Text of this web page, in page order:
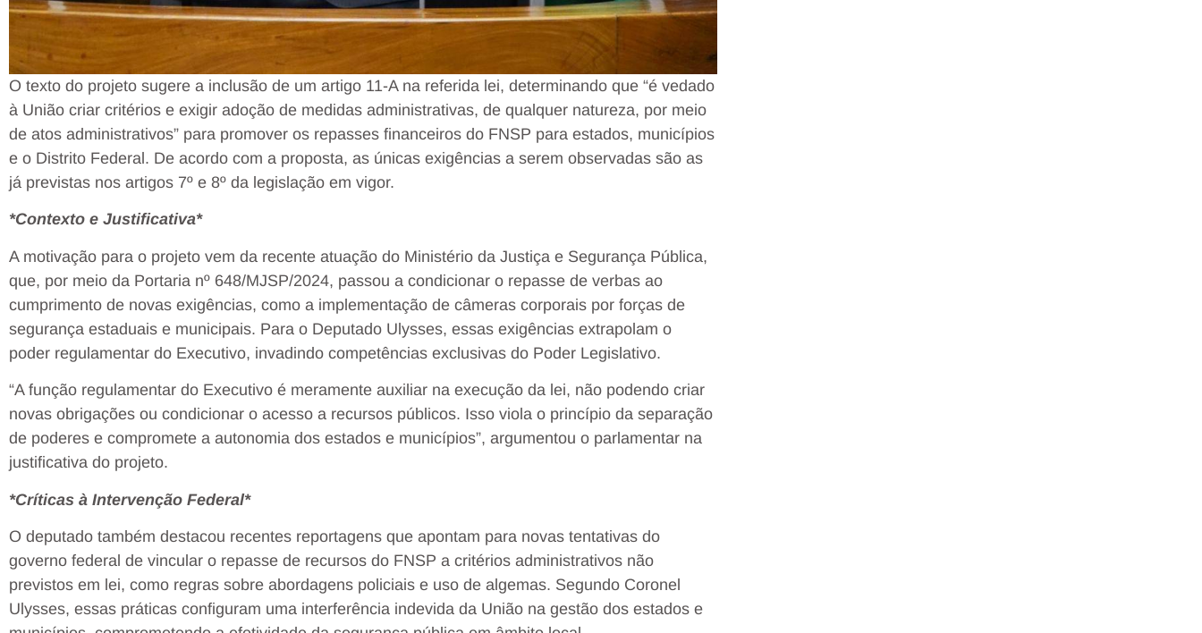
O texto do projeto sugere a inclusão de um artigo 11-A na referida lei, determinando que “é vedado
à União criar critérios e exigir adoção de medidas administrativas, de qualquer natureza, por meio
de atos administrativos” para promover os repasses financeiros do FNSP para estados, municípios
e o Distrito Federal. De acordo com a proposta, as únicas exigências a serem observadas são as
já previstas nos artigos 7º e 8º da legislação em vigor.
*Contexto e Justificativa*
A motivação para o projeto vem da recente atuação do Ministério da Justiça e Segurança Pública,
que, por meio da Portaria nº 648/MJSP/2024, passou a condicionar o repasse de verbas ao
cumprimento de novas exigências, como a implementação de câmeras corporais por forças de
segurança estaduais e municipais. Para o Deputado Ulysses, essas exigências extrapolam o
poder regulamentar do Executivo, invadindo competências exclusivas do Poder Legislativo.
“A função regulamentar do Executivo é meramente auxiliar na execução da lei, não podendo criar
novas obrigações ou condicionar o acesso a recursos públicos. Isso viola o princípio da separação
de poderes e compromete a autonomia dos estados e municípios”, argumentou o parlamentar na
justificativa do projeto.
*Críticas à Intervenção Federal*
O deputado também destacou recentes reportagens que apontam para novas tentativas do
governo federal de vincular o repasse de recursos do FNSP a critérios administrativos não
previstos em lei, como regras sobre abordagens policiais e uso de algemas. Segundo Coronel
Ulysses, essas práticas configuram uma interferência indevida da União na gestão dos estados e